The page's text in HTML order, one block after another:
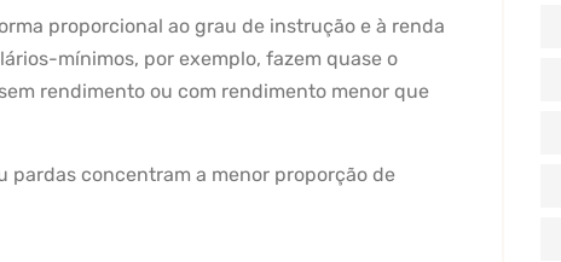
proporcional ao grau de instrução e à renda
mínimos, por exemplo, fazem quase o
rendimento ou com rendimento menor que
pardas concentram a menor proporção de